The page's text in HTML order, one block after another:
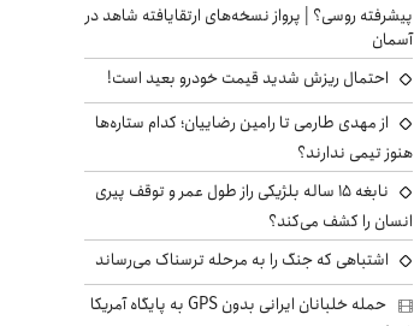
پیشرفته روسی؟ | پرواز نسخه‌های ارتقایافته شاهد در
آسمان
احتمال ریزش شدید قیمت خودرو بعید است!
از مهدی طارمی تا رامین رضاییان؛ کدام ستاره‌ها
هنوز تیمی ندارند؟
نابغه ۱۵ ساله بلژیکی راز طول عمر و توقف پیری
انسان را کشف می‌کند؟
اشتباهی که جنگ را به مرحله ترسناک می‌رساند
حمله خلبانان ایرانی بدون GPS به پایگاه آمریکا